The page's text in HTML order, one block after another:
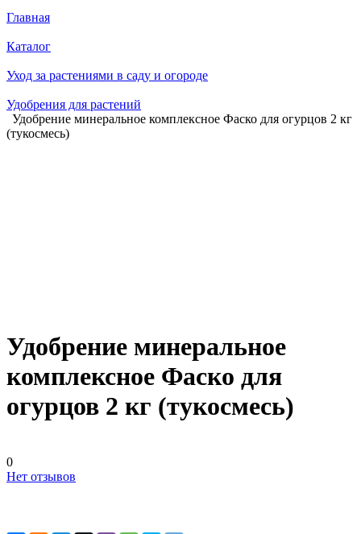
Главная
Каталог
Уход за растениями в саду и огороде
Удобрения для растений
Удобрение минеральное комплексное Фаско для огурцов 2 кг
(тукосмесь)
Удобрение минеральное
комплексное Фаско для
огурцов 2 кг (тукосмесь)
0
Нет отзывов